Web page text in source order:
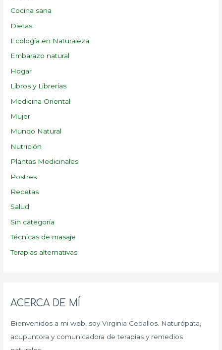
Cocina sana
Dietas
Ecología en Naturaleza
Embarazo natural
Hogar
Libros y Librerías
Medicina Oriental
Mujer
Mundo Natural
Nutrición
Plantas Medicinales
Postres
Recetas
Salud
Sin categoría
Técnicas de masaje
Terapias alternativas
ACERCA DE MÍ
Bienvenidos a mi web, soy Virginia Ceballos. Naturópata,
acupuntora y comunicadora de terapias y remedios